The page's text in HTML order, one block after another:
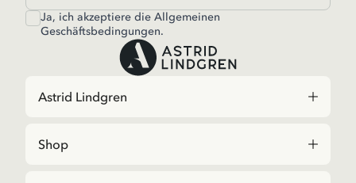
Ja, ich akzeptiere dieAllgemeinen
Geschäftsbedingungen.
Astrid Lindgren
Shop